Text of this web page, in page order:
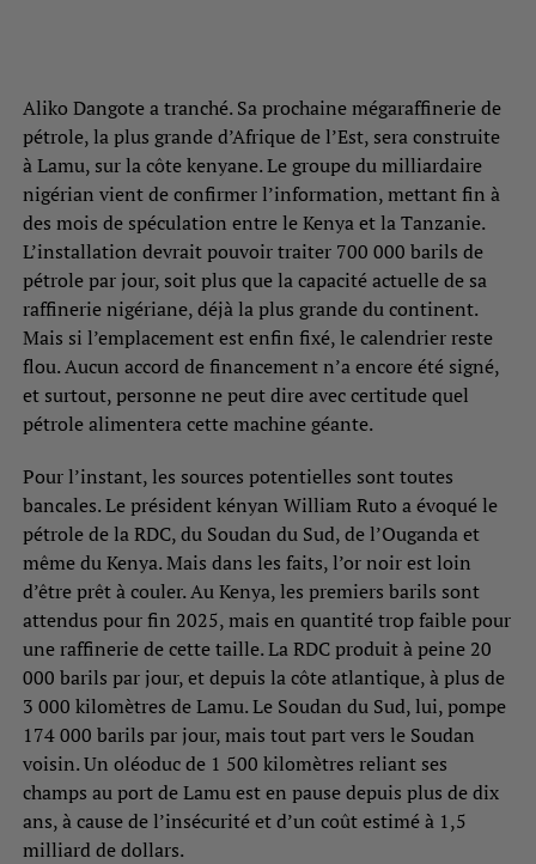
Aliko Dangote a tranché. Sa prochaine mégaraffinerie de
pétrole, la plus grande d’Afrique de l’Est, sera construite
à Lamu, sur la côte kenyane. Le groupe du milliardaire
nigérian vient de confirmer l’information, mettant fin à
des mois de spéculation entre le Kenya et la Tanzanie.
L’installation devrait pouvoir traiter 700 000 barils de
pétrole par jour, soit plus que la capacité actuelle de sa
raffinerie nigériane, déjà la plus grande du continent.
Mais si l’emplacement est enfin fixé, le calendrier reste
flou. Aucun accord de financement n’a encore été signé,
et surtout, personne ne peut dire avec certitude quel
pétrole alimentera cette machine géante.
Pour l’instant, les sources potentielles sont toutes
bancales. Le président kényan William Ruto a évoqué le
pétrole de la RDC, du Soudan du Sud, de l’Ouganda et
même du Kenya. Mais dans les faits, l’or noir est loin
d’être prêt à couler. Au Kenya, les premiers barils sont
attendus pour fin 2025, mais en quantité trop faible pour
une raffinerie de cette taille. La RDC produit à peine 20
000 barils par jour, et depuis la côte atlantique, à plus de
3 000 kilomètres de Lamu. Le Soudan du Sud, lui, pompe
174 000 barils par jour, mais tout part vers le Soudan
voisin. Un oléoduc de 1 500 kilomètres reliant ses
champs au port de Lamu est en pause depuis plus de dix
ans, à cause de l’insécurité et d’un coût estimé à 1,5
milliard de dollars.